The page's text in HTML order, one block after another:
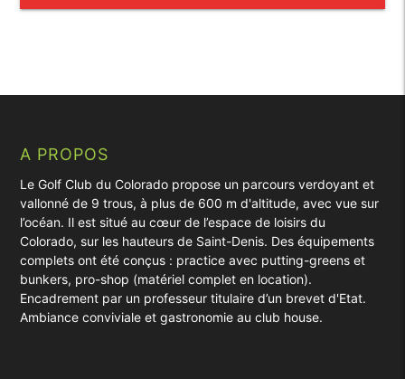
A PROPOS
Le Golf Club du Colorado propose un parcours verdoyant et
vallonné de 9 trous, à plus de 600 m d'altitude, avec vue sur
l’océan. Il est situé au cœur de l’espace de loisirs du
Colorado, sur les hauteurs de Saint-Denis. Des équipements
complets ont été conçus : practice avec putting-greens et
bunkers, pro-shop (matériel complet en location).
Encadrement par un professeur titulaire d’un brevet d'Etat.
Ambiance conviviale et gastronomie au club house.